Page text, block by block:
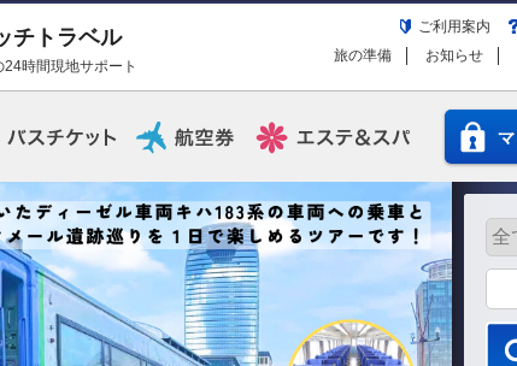
チトラベル
時間現地サポート
ご利用案内
お知らせ
旅の準備